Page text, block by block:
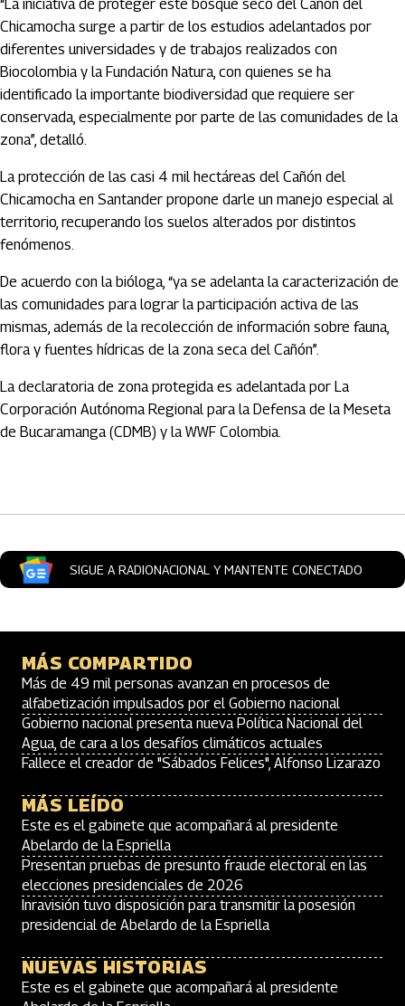
“La iniciativa de proteger este bosque seco del Cañón del
Chicamocha surge a partir de los estudios adelantados por
diferentes universidades y de trabajos realizados con
Biocolombia y la Fundación Natura, con quienes se ha
identificado la importante biodiversidad que requiere ser
conservada, especialmente por parte de las comunidades de la
zona”, detalló.
La protección de las casi 4 mil hectáreas del Cañón del
Chicamocha en Santander propone darle un manejo especial al
territorio, recuperando los suelos alterados por distintos
fenómenos.
De acuerdo con la bióloga, “ya se adelanta la caracterización de
las comunidades para lograr la participación activa de las
mismas, además de la recolección de información sobre fauna,
flora y fuentes hídricas de la zona seca del Cañón”.
La declaratoria de zona protegida es adelantada por La
Corporación Autónoma Regional para la Defensa de la Meseta
de Bucaramanga (CDMB) y la WWF Colombia.
SIGUE A RADIONACIONAL Y MANTENTE CONECTADO
MÁS COMPARTIDO
Más de 49 mil personas avanzan en procesos de
alfabetización impulsados por el Gobierno nacional
Gobierno nacional presenta nueva Política Nacional del
Agua, de cara a los desafíos climáticos actuales
Fallece el creador de "Sábados Felices", Alfonso Lizarazo
MÁS LEÍDO
Este es el gabinete que acompañará al presidente
Abelardo de la Espriella
Presentan pruebas de presunto fraude electoral en las
elecciones presidenciales de 2026
Inravisión tuvo disposición para transmitir la posesión
presidencial de Abelardo de la Espriella
NUEVAS HISTORIAS
Este es el gabinete que acompañará al presidente